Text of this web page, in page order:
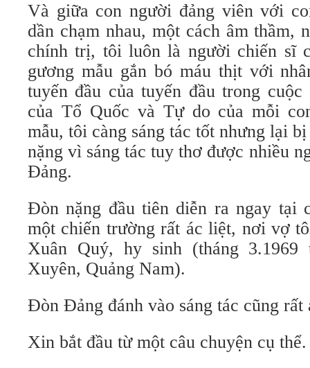
Và giữa con người đảng viên với
dần chạm nhau, một cách âm thầm,
chính trị, tôi luôn là người chiến sĩ
gương mẫu gắn bó máu thịt với
tuyến đầu của tuyến đầu trong
của Tổ Quốc và Tự do của mỗi
mẫu, tôi càng sáng tác tốt nhưng lại
nặng vì sáng tác tuy thơ được nhiều
Đảng.
Đòn nặng đầu tiên diễn ra ngay tại
một chiến trường rất ác liệt, nơi vợ
Xuân Quý, hy sinh (tháng
Xuyên, Quảng Nam).
Đòn Đảng đánh vào sáng tác cũng rất
Xin bắt đầu từ một câu chuyện cụ thể.